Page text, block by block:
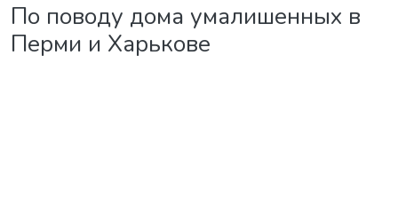
По поводу дома умалишенных в
Перми и Харькове